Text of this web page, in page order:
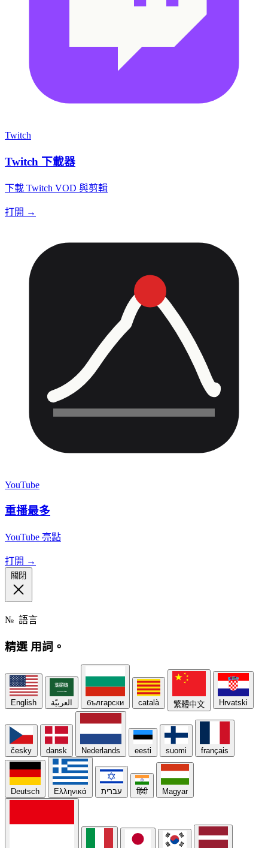
Twitch
Twitch 下載器
下載 Twitch VOD 與剪輯
打開 →
YouTube
重播最多
YouTube 亮點
打開 →
關閉
№ 語言
精選 用詞。
English العربيّة български català 繁體中文 Hrvatski
česky dansk Nederlands eesti suomi français
Deutsch Ελληνικά עברית हिंदी Magyar